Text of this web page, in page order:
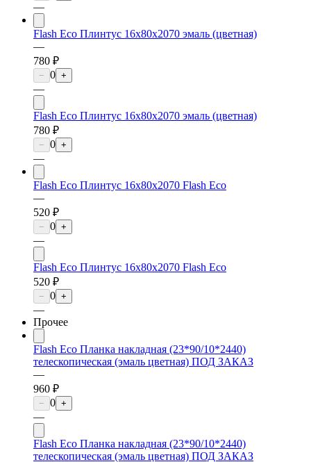
—
Flash Eco Плинтус 16х80х2070 эмаль (цветная)
—
780 ₽
− 0 +
—
Flash Eco Плинтус 16х80х2070 эмаль (цветная)
780 ₽
− 0 +
—
Flash Eco Плинтус 16х80х2070 Flash Eco
—
520 ₽
− 0 +
—
Flash Eco Плинтус 16х80х2070 Flash Eco
520 ₽
− 0 +
—
Прочее
Flash Eco Планка накладная (23*90/10*2440)
телескопическая (эмаль цветная) ПОД ЗАКАЗ
—
960 ₽
− 0 +
—
Flash Eco Планка накладная (23*90/10*2440)
телескопическая (эмаль цветная) ПОД ЗАКАЗ